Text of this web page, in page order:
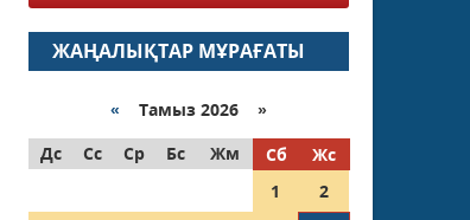
ЖАҢАЛЫҚТАР МҰРАҒАТЫ
« Тамыз 2026 »
Дс
Сс Ср Бс Жм Сб
Жс
1
2